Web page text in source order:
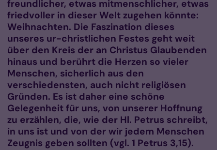
freundlicher, etwas mitmenschlicher, etwas
friedvoller in dieser Welt zugehen könnte:
Weihnachten. Die Faszination dieses
unseres ur-christlichen Festes geht weit
über den Kreis der an Christus Glaubenden
hinaus und berührt die Herzen so vieler
Menschen, sicherlich aus den
verschiedensten, auch nicht religiösen
Gründen. Es ist daher eine schöne
Gelegenheit für uns, von unserer Hoffnung
zu erzählen, die, wie der Hl. Petrus schreibt,
in uns ist und von der wir jedem Menschen
Zeugnis geben sollten (vgl. 1 Petrus 3,15).